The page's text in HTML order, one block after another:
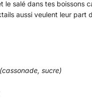
le salé dans tes boissons
aussi veulent leur part
sucre)